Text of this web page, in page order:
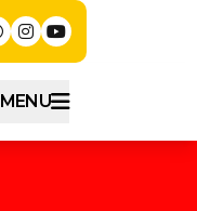
MENU